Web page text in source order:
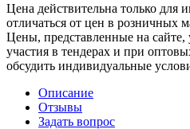
Цена действительна только для
отличаться от цен в розничных
Цены, представленные на
участия в тендерах и при
обсудить индивидуальные
Описание
Отзывы
Задать вопрос